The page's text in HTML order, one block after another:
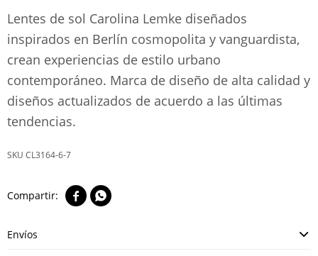
Lentes de sol Carolina Lemke diseñados
inspirados en Berlín cosmopolita y vanguardista,
crean experiencias de estilo urbano
contemporáneo. Marca de diseño de alta calidad y
diseños actualizados de acuerdo a las últimas
tendencias.
CL3164-6-7
 
Envíos